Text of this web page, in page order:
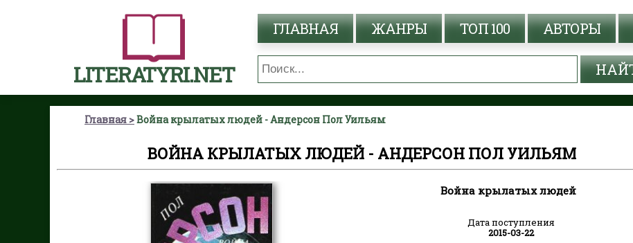
LITERATYRI.NET
ГЛАВНАЯ ЖАНРЫ ТОП 100 АВТОРЫ
Главная Война крылатых людей - Андерсон Пол Уильям
ВОЙНА КРЫЛАТЫХ ЛЮДЕЙ - АНДЕРСОН ПОЛ УИЛЬЯМ
Война крылатых людей
Дата поступления
2015-03-22